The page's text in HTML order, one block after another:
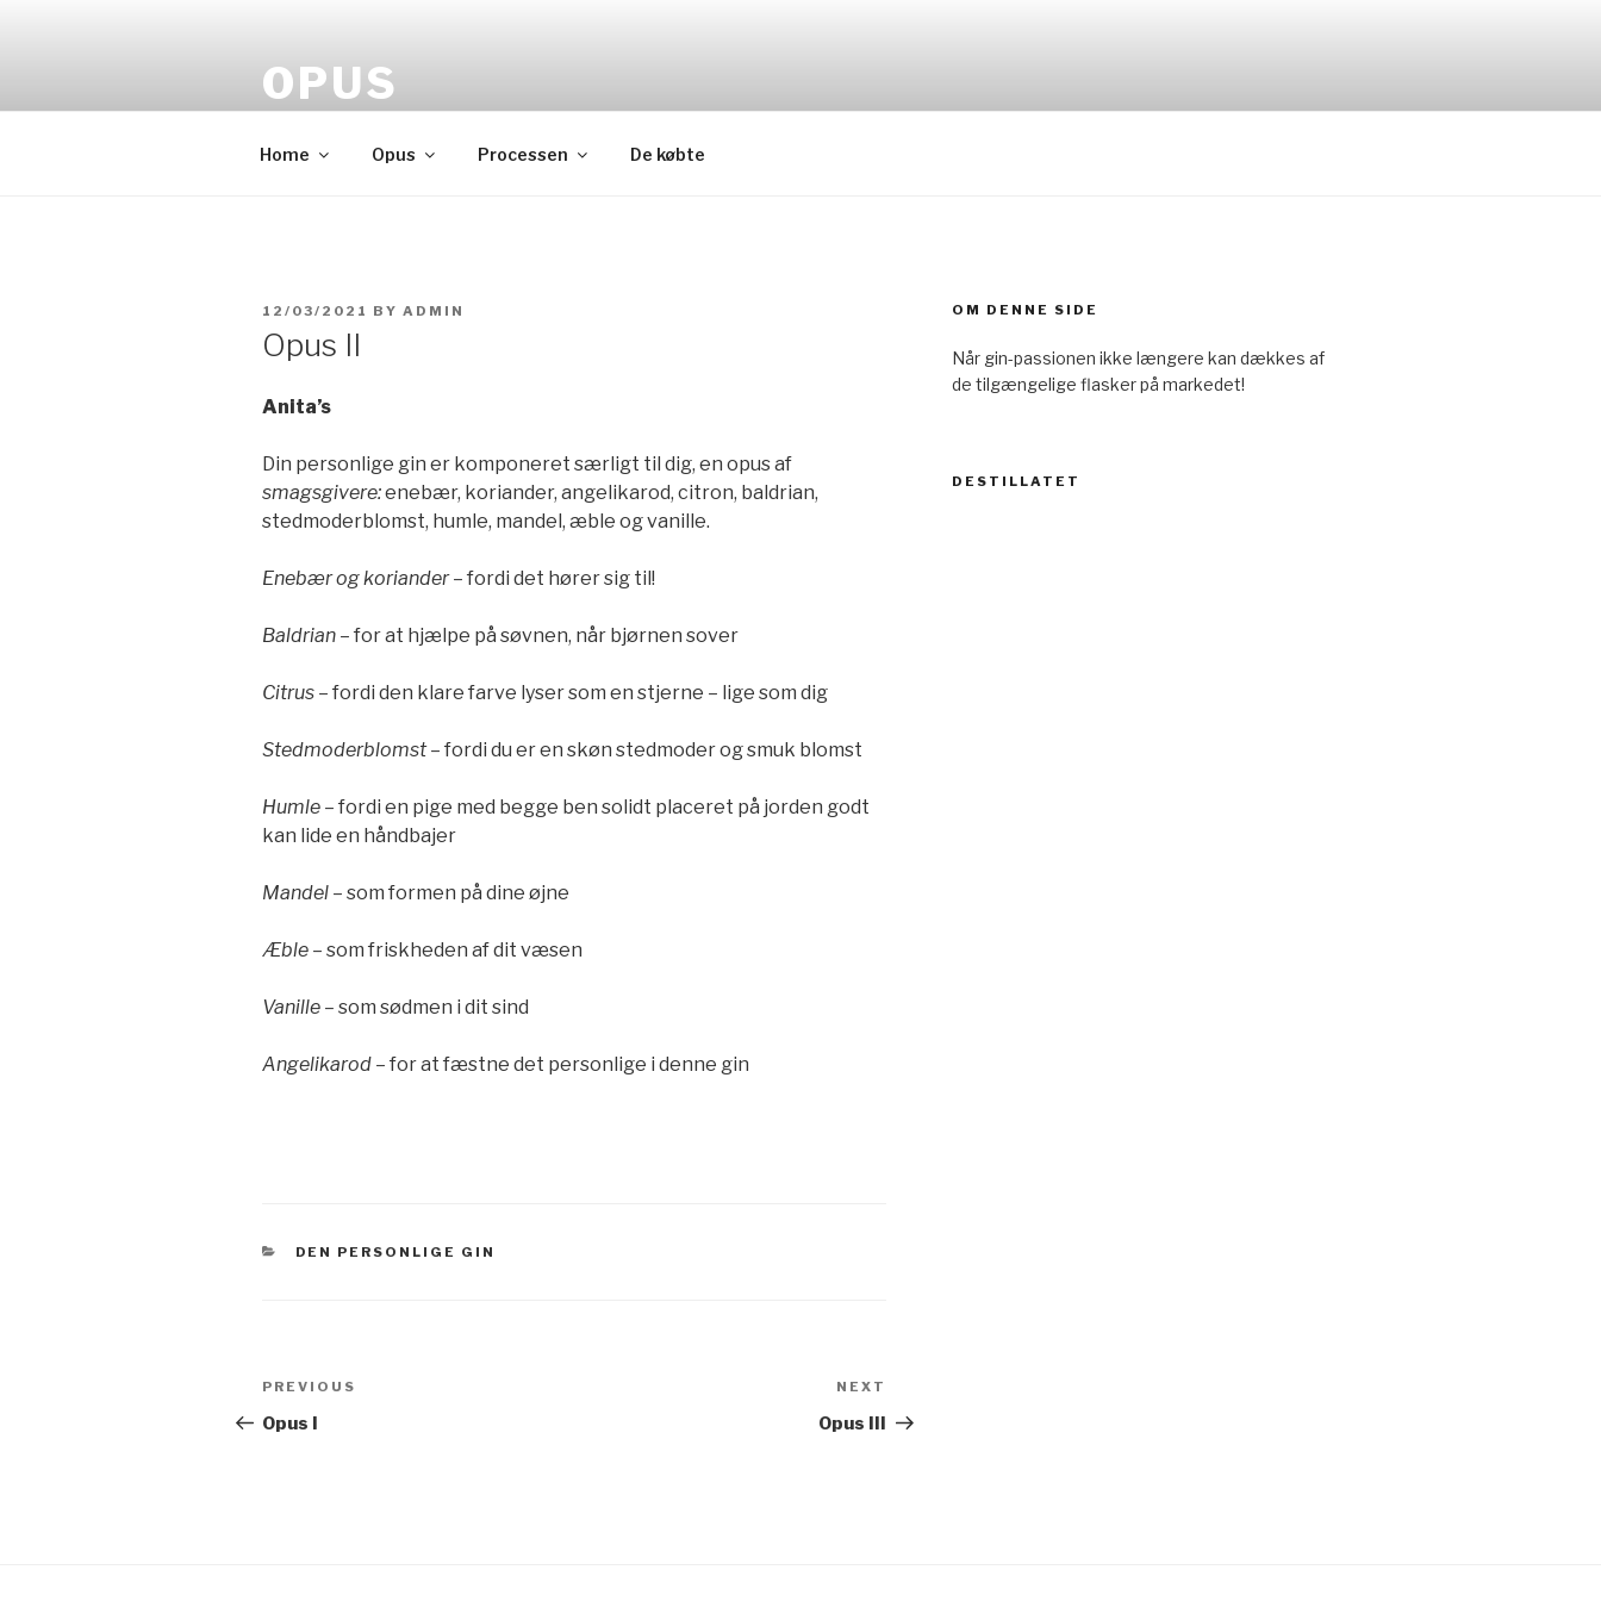
OPUS
Home Opus Processen De købte
POSTED
12/03/2021 BY ADMIN
Opus II
Anita’s
Din personlige gin er komponeret særligt til dig, en opus af
smagsgivere:enebær, koriander, angelikarod, citron, baldrian,
stedmoderblomst, humle, mandel, æble og vanille.
Enebær og koriander– fordi det hører sig til!
Baldrian – for at hjælpe på søvnen, når bjørnen sover
Citrus – fordi den klare farve lyser som en stjerne – lige som dig
Stedmoderblomst– fordi du er en skøn stedmoder og smuk blomst
Humle – fordi en pige med begge ben solidt placeret på jorden godt
kan lide en håndbajer
Mandel – som formen på dine øjne
Æble – som friskheden af dit væsen
Vanille – som sødmen i dit sind
Angelikarod – for at fæstne det personlige i denne gin
CATEGORIES
DEN PERSONLIGE GIN
Post
navigation
Previous
Post
PREVIOUS
Opus I
Post
NEXT
Opus III
OM DENNE SIDE
Når gin-passionen ikke længere kan dækkes af
de tilgængelige flasker på markedet!
DESTILLATET